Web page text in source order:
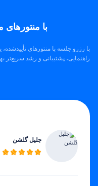
با منتورهای
با رزرو جلسه با منتورهای
راهنمایی، پشتیبانی و رشد سریع‌تر
جلیل گلشن